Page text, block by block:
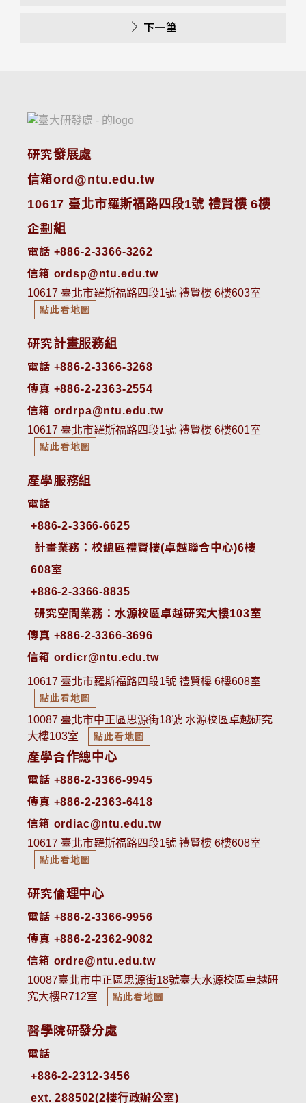
下一筆
研究發展處
信箱ord@ntu.edu.tw
10617 臺北市羅斯福路四段1號 禮賢樓 6樓
企劃組
電話 +886-2-3366-3262
信箱 ordsp@ntu.edu.tw
10617 臺北市羅斯福路四段1號 禮賢樓 6樓603室
點此看地圖
研究計畫服務組
電話 +886-2-3366-3268
傳真 +886-2-2363-2554
信箱 ordrpa@ntu.edu.tw
10617 臺北市羅斯福路四段1號 禮賢樓 6樓601室
點此看地圖
產學服務組
電話
+886-2-3366-6625
計畫業務：校總區禮賢樓(卓越聯合中心)6樓
608室
+886-2-3366-8835
研究空間業務：水源校區卓越研究大樓103室
傳真 +886-2-3366-3696
信箱 ordicr@ntu.edu.tw
10617 臺北市羅斯福路四段1號 禮賢樓 6樓608室
點此看地圖
10087 臺北市中正區思源街18號 水源校區卓越研究
大樓103室
點此看地圖
產學合作總中心
電話 +886-2-3366-9945
傳真 +886-2-2363-6418
信箱 ordiac@ntu.edu.tw
10617 臺北市羅斯福路四段1號 禮賢樓 6樓608室
點此看地圖
研究倫理中心
電話 +886-2-3366-9956
傳真 +886-2-2362-9082
信箱 ordre@ntu.edu.tw
10087臺北市中正區思源街18號臺大水源校區卓越研
究大樓R712室
點此看地圖
醫學院研發分處
電話
ext. 288502(2樓行政辦公室)